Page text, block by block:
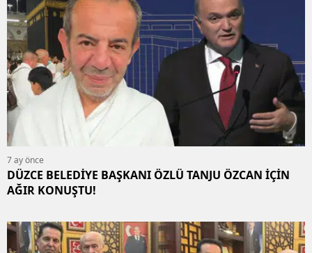
7 ay önce
DÜZCE BELEDİYE BAŞKANI ÖZLÜ TANJU ÖZCAN İÇİN
AĞIR KONUŞTU!